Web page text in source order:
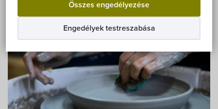
Összes engedélyezése
Engedélyek testreszabása
Képviselő-testület
Választási információk